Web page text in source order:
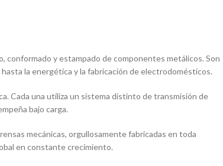
conformado y estampado de componentes metálicos. Son
la energética y la fabricación de electrodomésticos.
Cada una utiliza un sistema distinto de transmisión de
bajo carga.
mecánicas, orgullosamente fabricadas en toda
en constante crecimiento.